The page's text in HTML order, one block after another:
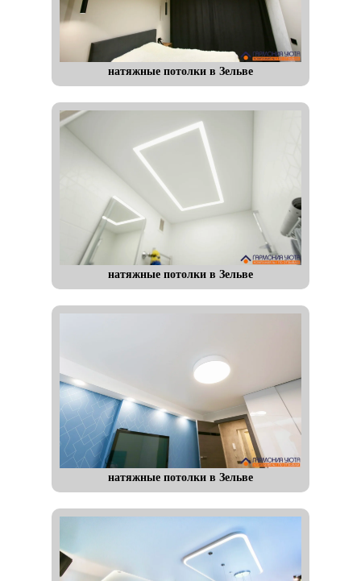
натяжные потолки в Зельве
натяжные потолки в Зельве
натяжные потолки в Зельве